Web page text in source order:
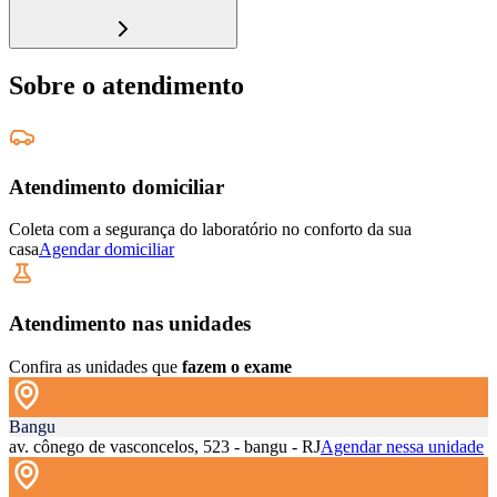
Sobre o atendimento
Atendimento domiciliar
Coleta com a segurança do laboratório no conforto da sua
casaAgendar domiciliar
Atendimento nas unidades
Confira as unidades que fazem o exame
Bangu
av. cônego de vasconcelos, 523 - bangu - RJAgendar nessa unidade